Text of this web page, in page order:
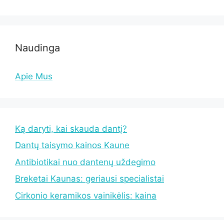
Naudinga
Apie Mus
Ką daryti, kai skauda dantį?
Dantų taisymo kainos Kaune
Antibiotikai nuo dantenų uždegimo
Breketai Kaunas: geriausi specialistai
Cirkonio keramikos vainikėlis: kaina